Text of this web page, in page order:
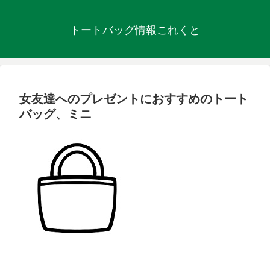
トートバッグ情報これくと
女友達へのプレゼントにおすすめのトート
バッグ、ミニ